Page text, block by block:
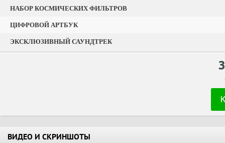
НАБОР КОСМИЧЕСКИХ ФИЛЬТРОВ
ЦИФРОВОЙ АРТБУК
ЭКСКЛЮЗИВНЫЙ САУНДТРЕК
ВИДЕО И СКРИНШОТЫ